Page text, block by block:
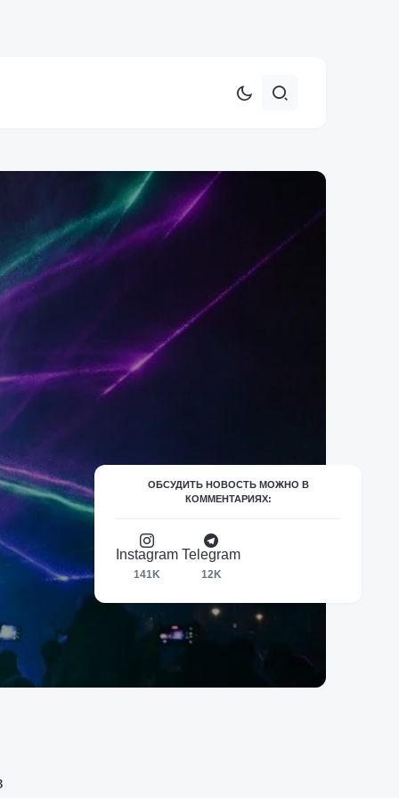
ОБСУДИТЬ НОВОСТЬ МОЖНО В
КОММЕНТАРИЯХ:
Instagram
141K
Telegram
12K